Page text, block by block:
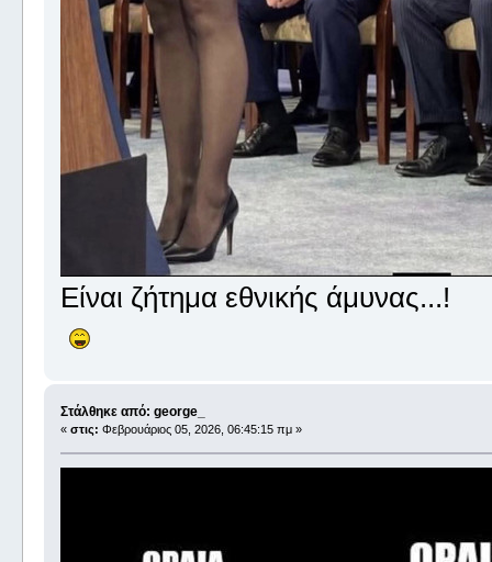
Είναι ζήτημα εθνικής άμυνας...!
Στάλθηκε από: george_
« στις: Φεβρουάριος 05, 2026, 06:45:15 πμ »